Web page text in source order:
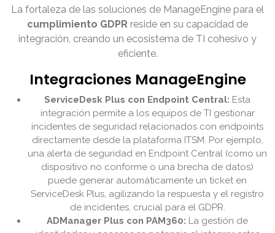
La fortaleza de las soluciones de ManageEngine para el
cumplimiento GDPR reside en su capacidad de
integración, creando un ecosistema de TI cohesivo y
eficiente.
Integraciones ManageEngine
ServiceDesk Plus con Endpoint Central: Esta
integración permite a los equipos de TI gestionar
incidentes de seguridad relacionados con endpoints
directamente desde la plataforma ITSM. Por ejemplo,
una alerta de seguridad en Endpoint Central (como un
dispositivo no conforme o una brecha de datos)
puede generar automáticamente un ticket en
ServiceDesk Plus, agilizando la respuesta y el registro
de incidentes, crucial para el GDPR.
ADManager Plus con PAM360: La gestión de